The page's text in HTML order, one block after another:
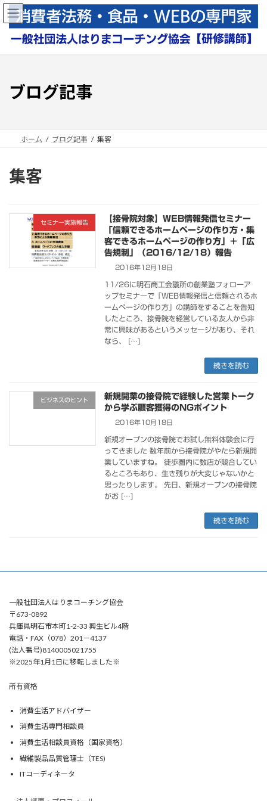
コ
ン
ナ
ビ
ブログ記事
ホーム ブログ記事 集客
集客
セミナー実施報告
【接骨院対象】WEB情報発信セミナー
「信頼できるホームページの作り方・集
客できるホームページの作り方」＋「広
告規制」（2016/12/18）報告
2016年12月18日
11/26に明石商工会議所の創業塾フォローア
ップセミナーで「WEB情報発信と信頼されるホ
ームページの作り方」の講師をすることを告知
したところ、接骨院を経営している友人から非
常に興味があるというメッセージがあり、それ
なら、 […]
続きを読む
ビジネスのヒント
新規開業の接骨院で経験した営業トーク
から学ぶ顧客獲得のNGポイント
2016年10月18日
新規オープンの接骨院でお試し無料体験会に行
ってきました 数年前から接骨院がやたら新規開
業していますね。 徒歩圏内に数店が競合してい
るところもあり、生き残りが大変じゃないかと
思ったりします。 先日、新規オープンの接骨院
がお […]
続きを読む
一般社団法人はりまコーチング協会
〒673-0892
兵庫県明石市本町1-2-33 興生ビル4階
電話・FAX（078）201－4137
(法人番号)8140005021755
※2025年1月1日に移転しました※
所有資格
消費生活アドバイザー
消費生活専門相談員
消費生活相談員資格（国家資格）
繊維製品品質管理士（TES)
ITコーディネータ